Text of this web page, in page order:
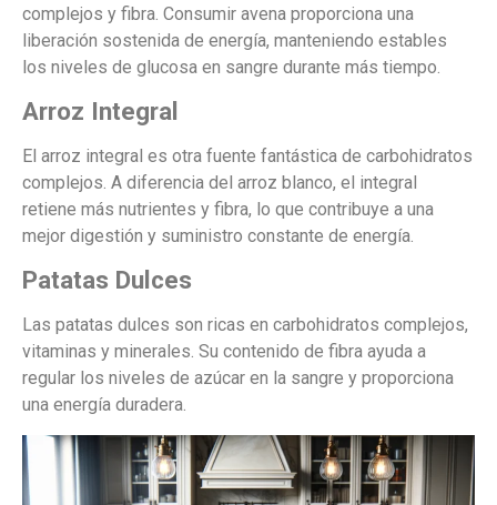
complejos y fibra. Consumir avena proporciona una
liberación sostenida de energía, manteniendo estables
los niveles de glucosa en sangre durante más tiempo.
Arroz Integral
El arroz integral es otra fuente fantástica de carbohidratos
complejos. A diferencia del arroz blanco, el integral
retiene más nutrientes y fibra, lo que contribuye a una
mejor digestión y suministro constante de energía.
Patatas Dulces
Las patatas dulces son ricas en carbohidratos complejos,
vitaminas y minerales. Su contenido de fibra ayuda a
regular los niveles de azúcar en la sangre y proporciona
una energía duradera.